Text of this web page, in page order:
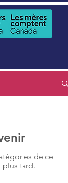
de ce
plus tard.